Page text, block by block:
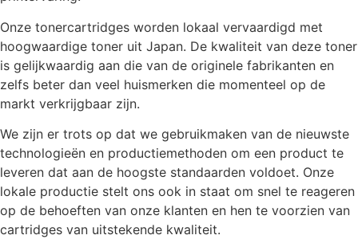
Onze tonercartridges worden lokaal vervaardigd met
hoogwaardige toner uit Japan. De kwaliteit van deze toner
is gelijkwaardig aan die van de originele fabrikanten en
zelfs beter dan veel huismerken die momenteel op de
markt verkrijgbaar zijn.
We zijn er trots op dat we gebruikmaken van de nieuwste
technologieën en productiemethoden om een product te
leveren dat aan de hoogste standaarden voldoet. Onze
lokale productie stelt ons ook in staat om snel te reageren
op de behoeften van onze klanten en hen te voorzien van
cartridges van uitstekende kwaliteit.